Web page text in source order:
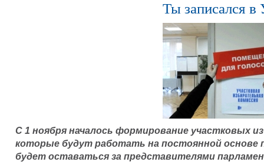
Ты записался
С 1 ноября началось формирование участковых
которые будут работать на постоянной основе
будет оставаться за представителями